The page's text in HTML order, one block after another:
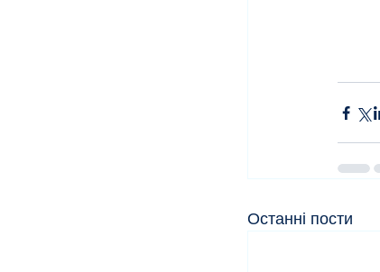
Останні пости